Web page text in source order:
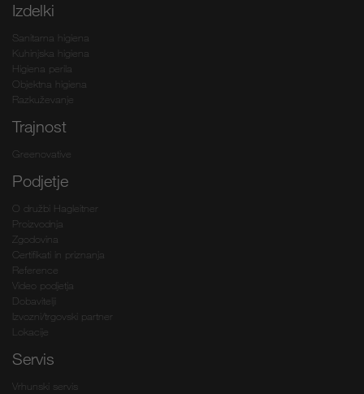
Izdelki
Sanitarna higiena
Kuhinjska higiena
Higiena perila
Objektna higiena
Razkuževanje
Trajnost
Greenovative
Podjetje
O družbi Hagleitner
Proizvodnja
Zgodovina
Certifikati in priznanja
Reference
Video podjetja
Dobavitelji
Izvozni/trgovski partner
Lokacije
Servis
Vrhunski servis